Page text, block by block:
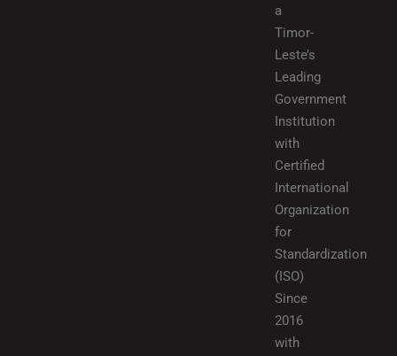
a
Timor-
Leste’s
Leading
Government
Institution
with
Certified
International
Organization
for
Standardization
(ISO)
Since
2016
with